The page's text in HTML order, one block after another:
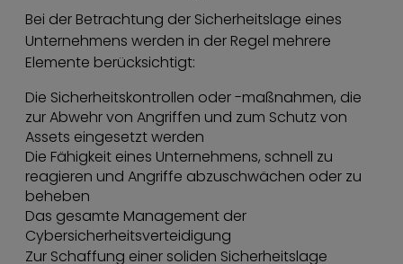
Bei der Betrachtung der Sicherheitslage eines
Unternehmens werden in der Regel mehrere
Elemente berücksichtigt:
Die Sicherheitskontrollen oder -maßnahmen, die
zur Abwehr von Angriffen und zum Schutz von
Assets eingesetzt werden
Die Fähigkeit eines Unternehmens, schnell zu
reagieren und Angriffe abzuschwächen oder zu
beheben
Das gesamte Management der
Cybersicherheitsverteidigung
Zur Schaffung einer soliden Sicherheitslage